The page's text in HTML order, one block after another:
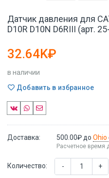
Датчик давления для
D10R D10N D6RIII (арт.
32.64K₽
в наличии
Добавить в избранное
Доставка: 500.00₽ до Ohio
Расчетное время
Количество: - +